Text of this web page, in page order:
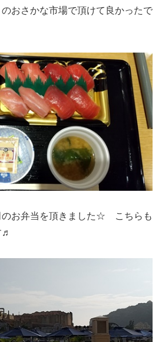
おさかな市場で頂けて良かったで
のお弁当を頂きました☆ こちらも
♬